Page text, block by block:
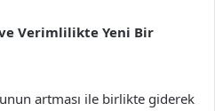
Verimlilikte Yeni Bir
artması ile birlikte giderek